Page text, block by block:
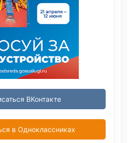
ВКонтакте
в Одноклассниках